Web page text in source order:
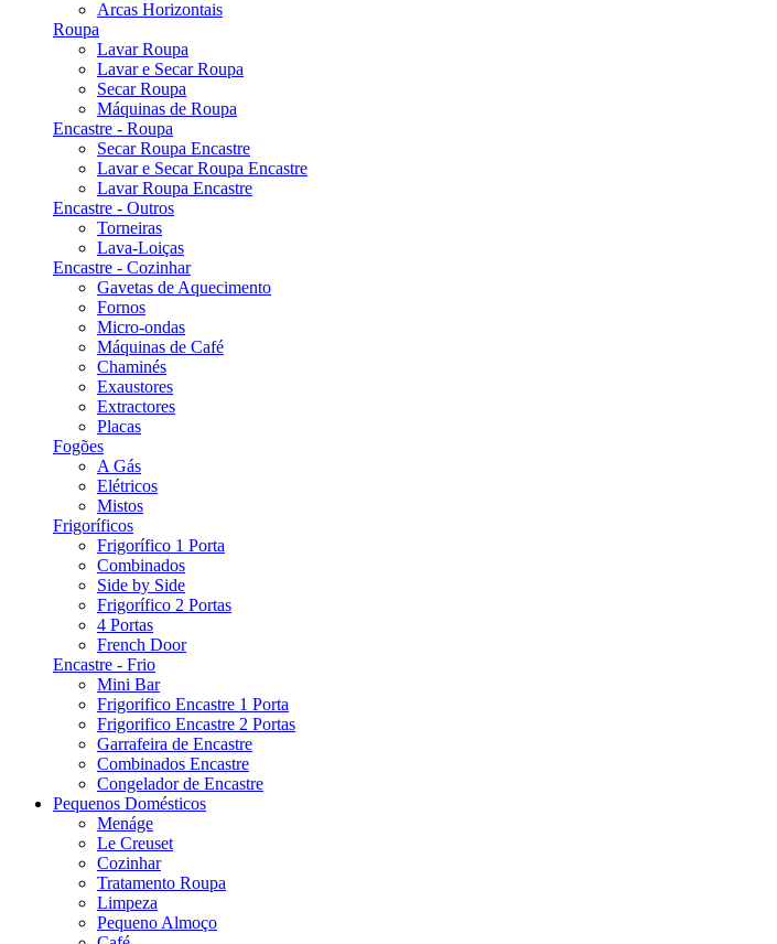
Arcas Horizontais
Roupa
Lavar Roupa
Lavar e Secar Roupa
Secar Roupa
Máquinas de Roupa
Encastre - Roupa
Secar Roupa Encastre
Lavar e Secar Roupa Encastre
Lavar Roupa Encastre
Encastre - Outros
Torneiras
Lava-Loiças
Encastre - Cozinhar
Gavetas de Aquecimento
Fornos
Micro-ondas
Máquinas de Café
Chaminés
Exaustores
Extractores
Placas
Fogões
A Gás
Elétricos
Mistos
Frigoríficos
Frigorífico 1 Porta
Combinados
Side by Side
Frigorífico 2 Portas
4 Portas
French Door
Encastre - Frio
Mini Bar
Frigorifico Encastre 1 Porta
Frigorifico Encastre 2 Portas
Garrafeira de Encastre
Combinados Encastre
Congelador de Encastre
Pequenos Domésticos
Menáge
Le Creuset
Cozinhar
Tratamento Roupa
Limpeza
Pequeno Almoço